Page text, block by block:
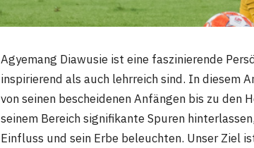
Agyemang Diawusie ist eine faszinierende
inspirierend als auch lehrreich sind. In diesem
von seinen bescheidenen Anfängen bis zu den
seinem Bereich signifikante Spuren
Einfluss und sein Erbe beleuchten. Unser Ziel